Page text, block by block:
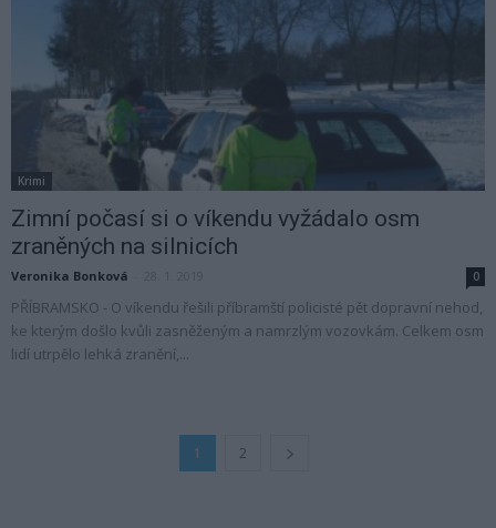
Krimi
Zimní počasí si o víkendu vyžádalo osm
zraněných na silnicích
Veronika Bonková 0
PŘÍBRAMSKO - O víkendu řešili příbramští policisté pět dopravní nehod,
ke kterým došlo kvůli zasněženým a namrzlým vozovkám. Celkem osm
lidí utrpělo lehká zranění,...
1 2